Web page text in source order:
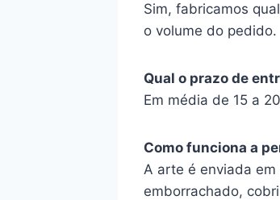
Sim, fabricamos
o volume do pedido.
Qual o prazo de
Em média de 15 a
Como funciona a
A arte é enviada
emborrachado,